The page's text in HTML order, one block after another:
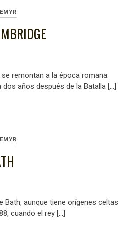
remontan a la época romana.
años después de la Batalla […]
Bath, aunque tiene orígenes celtas
cuando el rey […]